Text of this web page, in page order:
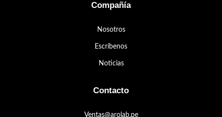
Compañía
Nosotros
Escríbenos
Noticias
Contacto
Ventas@arolab.pe